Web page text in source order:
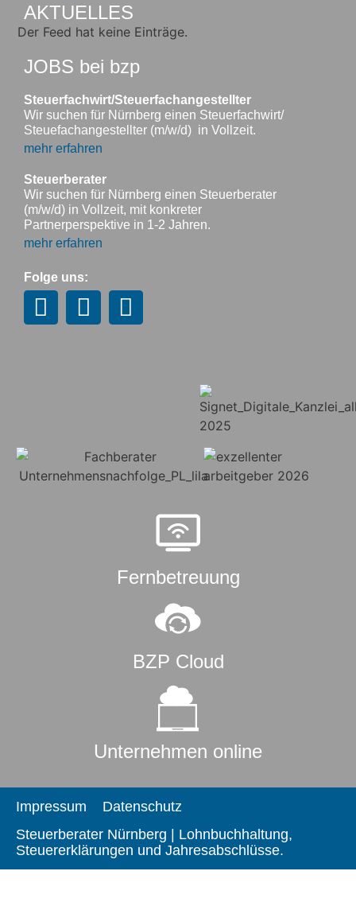
AKTUELLES
Der Feed hat keine Einträge.
JOBS bei bzp
Steuerfachwirt/Steuerfachangestellter
Wir suchen für Nürnberg einen Steuerfachwirt/
Steuefachangestellter (m/w/d) in Vollzeit.
mehr erfahren
Steuerberater
Wir suchen für Nürnberg einen Steuerberater
(m/w/d) in Vollzeit, mit konkreter
Partnerperspektive in 1-2 Jahren.
mehr erfahren
Folge uns:
Fernbetreuung
BZP Cloud
Unternehmen online
Impressum
Datenschutz
Steuerberater Nürnberg | Lohnbuchhaltung,
Steuererklärungen und Jahresabschlüsse.